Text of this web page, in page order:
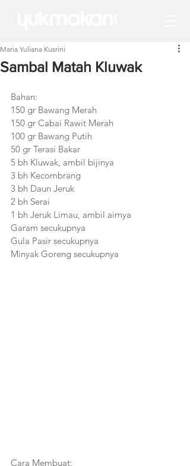
Sambal Matah Kluwak
Maria Yuliana Kusrini
Bahan:
150 gr Bawang Merah
150 gr Cabai Rawit Merah
100 gr Bawang Putih
50 gr Terasi Bakar
5 bh Kluwak, ambil bijinya
3 bh Kecombrang
3 bh Daun Jeruk
2 bh Serai
1 bh Jeruk Limau, ambil airnya
Garam secukupnya
Gula Pasir secukupnya
Minyak Goreng secukupnya
Cara Membuat: